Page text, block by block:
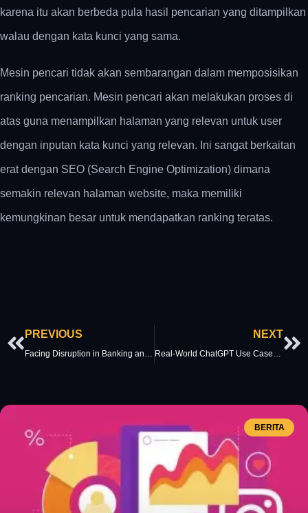
karena itu akan berbeda pula hasil pencarian yang ditampilkan
walau dengan kata kunci yang sama.
Mesin pencari tidak akan sembarangan dalam memposisikan
ranking pencarian. Mesin pencari akan melakukan proses di
atas guna menampilkan halaman yang relevan untuk user
dengan inputan kata kunci yang relevan. Ini sangat berkaitan
erat dengan SEO (Search Engine Optimization) dimana
semakin relevan halaman website, maka memiliki
kemungkinan besar untuk mendapatkan ranking teratas.
Prev
PREVIOUS
Facing Disruption in Banking and Investment Industry 2022
NEXT
Real-World ChatGPT Use Cases: Exploring Applications
BERITA